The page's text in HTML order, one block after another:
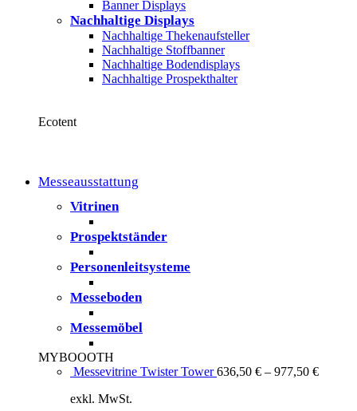
Banner Displays
Nachhaltige Displays
Nachhaltige Thekenaufsteller
Nachhaltige Stoffbanner
Nachhaltige Bodendisplays
Nachhaltige Prospekthalter
Ecotent
Messeausstattung
Vitrinen
Prospektständer
Personenleitsysteme
Messeboden
Messemöbel
MYBOOOTH
Messevitrine Twister Tower636,50 € – 977,50 €
exkl. MwSt.